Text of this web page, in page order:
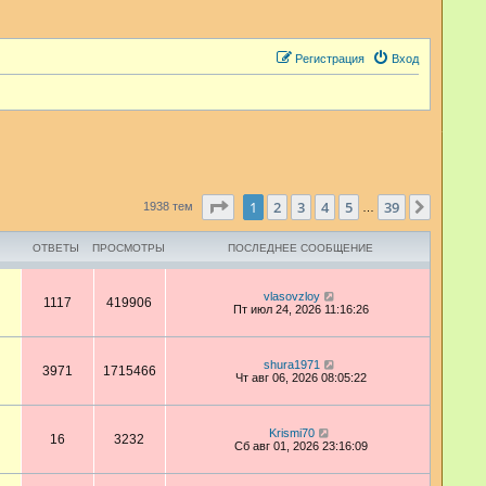
Вход
Регистрация
1938 тем Страница1 из 39
1 2 3 4 5 39
ОТВЕТЫ ПРОСМОТРЫ ПОСЛЕДНЕЕ СООБЩЕНИЕ
1117 419906
vlasovzloy
Пт июл 24, 2026 11:16:26
3971 1715466
shura1971
Чт авг 06, 2026 08:05:22
16 3232
Krismi70
Сб авг 01, 2026 23:16:09